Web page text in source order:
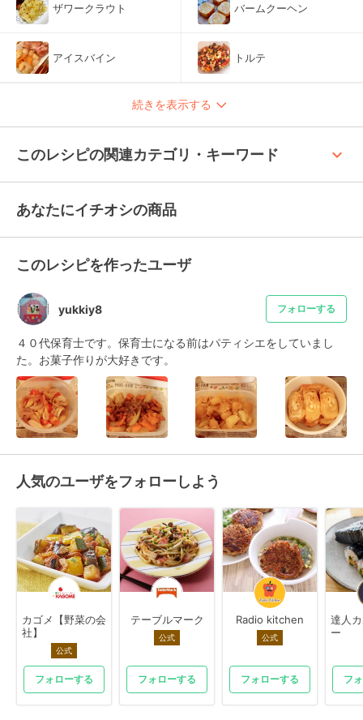
ザワークラウト バームクーヘン
アイスバイン トルテ
続きを表示する
このレシピの関連カテゴリ・キーワード keyboard_arrow_up
あなたにイチオシの商品
このレシピを作ったユーザ
yukkiy8 フォローする
４０代保育士です。保育士になる前はパティシエをしていまし
た。お菓子作りが大好きです。
人気のユーザをフォローしよう
カゴメ【野菜の会
社】
公式
フォローする
テーブルマーク
公式
フォローする
Radio kitchen
公式
フォローする
達人
ー
フ